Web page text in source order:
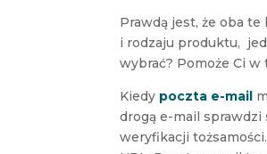
Prawdą jest, że oba
i rodzaju produktu,
wybrać? Pomoże Ci
Kiedy poczta e-mail
drogą e-mail
weryfikacji